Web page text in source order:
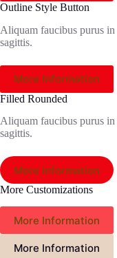
Outline Style Button
Aliquam faucibus purus
sagittis.
More Information
Filled Rounded
Aliquam faucibus purus
sagittis.
More Information
More Customizations
More Information
More Information